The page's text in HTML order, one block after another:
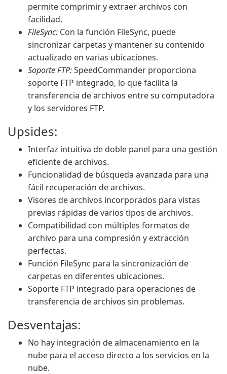
permite comprimir y extraer archivos con
facilidad.
FileSync: Con la función FileSync, puede
sincronizar carpetas y mantener su contenido
actualizado en varias ubicaciones.
Soporte FTP:SpeedCommander proporciona
soporte FTP integrado, lo que facilita la
transferencia de archivos entre su computadora
y los servidores FTP.
Upsides:
Interfaz intuitiva de doble panel para una gestión
eficiente de archivos.
Funcionalidad de búsqueda avanzada para una
fácil recuperación de archivos.
Visores de archivos incorporados para vistas
previas rápidas de varios tipos de archivos.
Compatibilidad con múltiples formatos de
archivo para una compresión y extracción
perfectas.
Función FileSync para la sincronización de
carpetas en diferentes ubicaciones.
Soporte FTP integrado para operaciones de
transferencia de archivos sin problemas.
Desventajas:
No hay integración de almacenamiento en la
nube para el acceso directo a los servicios en la
nube.